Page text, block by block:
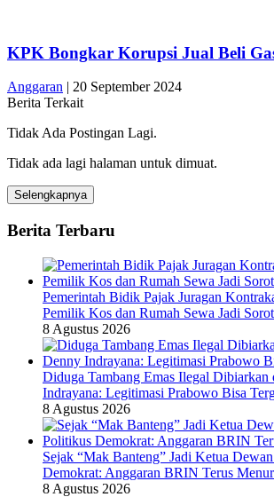
KPK Bongkar Korupsi Jual Beli
Anggaran | 20 September 2024
Berita Terkait
Tidak Ada Postingan Lagi.
Tidak ada lagi halaman untuk dimuat.
Selengkapnya
Berita Terbaru
Pemerintah Bidik Pajak Juragan
Pemilik Kos dan Rumah Sewa Jadi
8 Agustus 2026
Diduga Tambang Emas Ilegal
Indrayana: Legitimasi Prabowo Bisa
8 Agustus 2026
Sejak “Mak Banteng” Jadi Ketua
Demokrat: Anggaran BRIN Terus
8 Agustus 2026